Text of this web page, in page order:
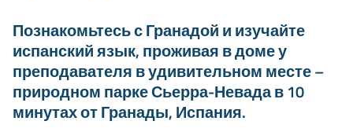
Познакомьтесь с Гранадой и изучайте
испанский язык, проживая в доме у
преподавателя в удивительном месте –
природном парке Сьерра-Невада в 10
минутах от Гранады, Испания.